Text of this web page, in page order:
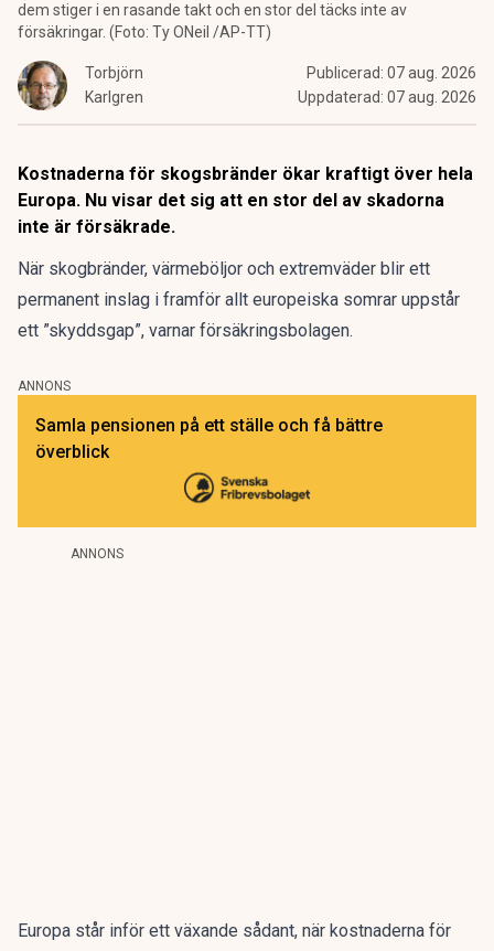
dem stiger i en rasande takt och en stor del täcks inte av
försäkringar. (Foto: Ty ONeil /AP-TT)
Torbjörn
Karlgren
Publicerad: 07 aug. 2026
Uppdaterad: 07 aug. 2026
Kostnaderna för skogsbränder ökar kraftigt över hela
Europa. Nu visar det sig att en stor del av skadorna
inte är försäkrade.
När skogbränder, värmeböljor och extremväder blir ett
permanent inslag i framför allt europeiska somrar uppstår
ett ”skyddsgap”, varnar försäkringsbolagen.
ANNONS
Samla pensionen på ett ställe och få bättre
överblick
ANNONS
Europa står inför ett växande sådant, när kostnaderna för